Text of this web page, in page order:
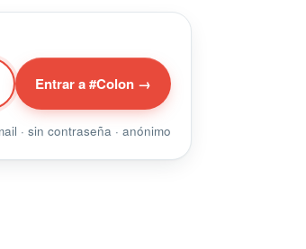
Entrar a #Colon →
· sin contraseña · anónimo